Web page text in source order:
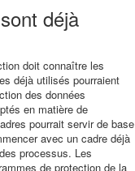
déjà
doit connaître les
déjà utilisés pourraient
des données
en matière de
pourrait servir de base
avec un cadre déjà
processus. Les
de protection de la